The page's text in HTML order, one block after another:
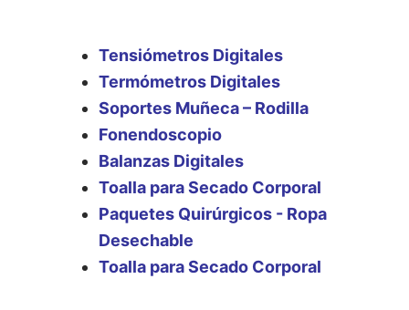
Tensiómetros Digitales
Termómetros Digitales
Soportes Muñeca – Rodilla
Fonendoscopio
Balanzas Digitales
Toalla para Secado Corporal
Paquetes Quirúrgicos - Ropa
Desechable
Toalla para Secado Corporal